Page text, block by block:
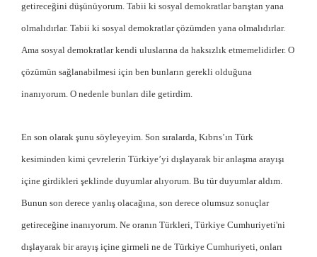
getireceğini düşünüyorum. Tabii ki sosyal demokratlar barıştan yana
olmalıdırlar. Tabii ki sosyal demokratlar çözümden yana olmalıdırlar.
Ama sosyal demokratlar kendi uluslarına da haksızlık etmemelidirler. O
çözümün sağlanabilmesi için ben bunların gerekli olduğuna
inanıyorum. O nedenle bunları dile getirdim.
En son olarak şunu söyleyeyim. Son sıralarda, Kıbrıs’ın Türk
kesiminden kimi çevrelerin Türkiye’yi dışlayarak bir anlaşma arayışı
içine girdikleri şeklinde duyumlar alıyorum. Bu tür duyumlar aldım.
Bunun son derece yanlış olacağına, son derece olumsuz sonuçlar
getireceğine inanıyorum. Ne oranın Türkleri, Türkiye Cumhuriyeti'ni
dışlayarak bir arayış içine girmeli ne de Türkiye Cumhuriyeti, onları